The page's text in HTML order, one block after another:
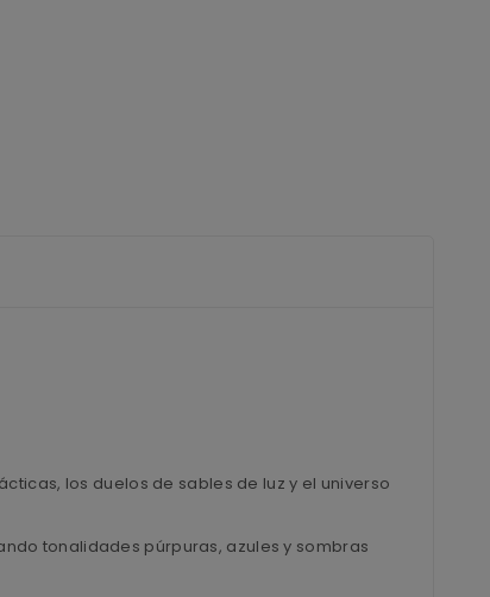
los duelos de sables de luz y el universo
tonalidades púrpuras, azules y sombras